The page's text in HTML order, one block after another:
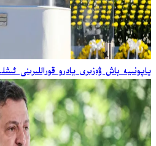
ياپونىيە باش ۋەزىرى يادرو قوراللىرىنى